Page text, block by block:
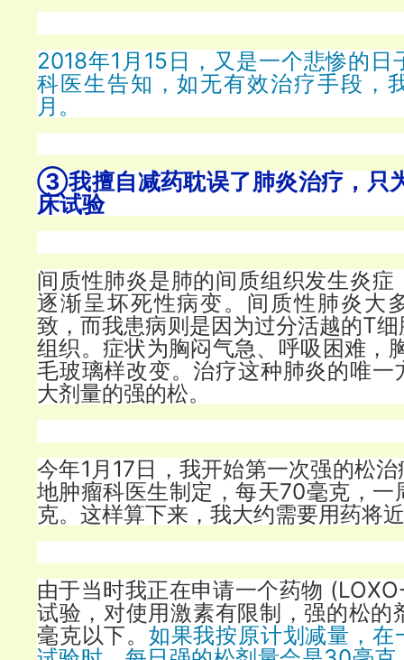
2018年1月15日，又是一个悲惨的日
科医生告知，如无有效治疗手段，
月。
③我擅自减药耽误了肺炎治疗，只
床试验
间质性肺炎是肺的间质组织发生炎症
逐渐呈坏死性病变。间质性肺炎大
致，而我患病则是因为过分活越的T
组织。症状为胸闷气急、呼吸困难，
毛玻璃样改变。治疗这种肺炎的唯一
大剂量的强的松。
今年1月17日，我开始第一次强的松
地肿瘤科医生制定，每天70毫克，一
克。这样算下来，我大约需要用药将
由于当时我正在申请一个药物
试验，对使用激素有限制，强的松的
毫克以下。 如果我按原计划减量，在